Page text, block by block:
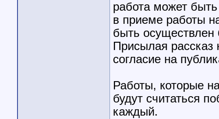
работа может
в приеме работы
быть осуществлен
Присылая рассказ
согласие на
Работы, которые
будут считаться
каждый.